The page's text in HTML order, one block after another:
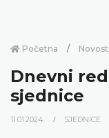
Početna Novosti
Dnevni
sjednice
11.01.2024. SJEDNICE